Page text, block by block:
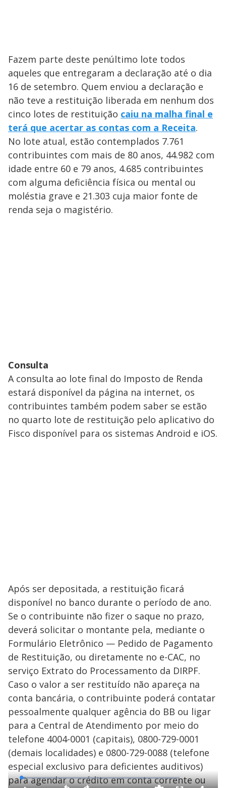
Fazem parte deste penúltimo lote todos
aqueles que entregaram a declaração até o dia
16 de setembro. Quem enviou a declaração e
não teve a restituição liberada em nenhum dos
cinco lotes de restituição caiu na malha final e
terá que acertar as contas com a Receita.
No lote atual, estão contemplados 7.761
contribuintes com mais de 80 anos, 44.982 com
idade entre 60 e 79 anos, 4.685 contribuintes
com alguma deficiência física ou mental ou
moléstia grave e 21.303 cuja maior fonte de
renda seja o magistério.
Consulta
A consulta ao lote final do Imposto de Renda
estará disponível da página na internet, os
contribuintes também podem saber se estão
no quarto lote de restituição pelo aplicativo do
Fisco disponível para os sistemas Android e iOS.
Após ser depositada, a restituição ficará
disponível no banco durante o período de ano.
Se o contribuinte não fizer o saque no prazo,
deverá solicitar o montante pela, mediante o
Formulário Eletrônico — Pedido de Pagamento
de Restituição, ou diretamente no e-CAC, no
serviço Extrato do Processamento da DIRPF.
Caso o valor a ser restituído não apareça na
conta bancária, o contribuinte poderá contatar
pessoalmente qualquer agência do BB ou ligar
para a Central de Atendimento por meio do
telefone 4004-0001 (capitais), 0800-729-0001
(demais localidades) e 0800-729-0088 (telefone
especial exclusivo para deficientes auditivos)
para agendar o crédito em conta corrente ou
L
o